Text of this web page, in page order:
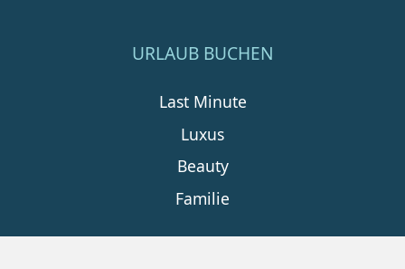
URLAUB BUCHEN
Last Minute
Luxus
Beauty
Familie